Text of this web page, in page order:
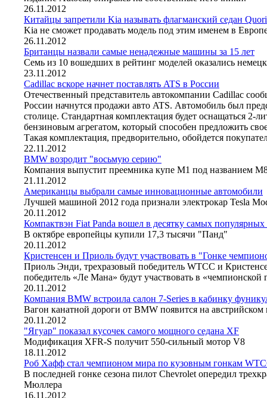
26.11.2012
Китайцы запретили Kia называть флагманский седан
Kia не сможет продавать модель под этим именем в
26.11.2012
Британцы назвали самые ненадежные машины за 15 лет
Семь из 10 вошедших в рейтинг моделей оказались
23.11.2012
Cadillac вскоре начнет поставлять ATS в России
Отечественный представитель автокомпании Cadillac
России начнутся продажи авто ATS. Автомобиль был
столице. Стандартная комплектация будет оснащаться 2-
бензиновым агрегатом, который способен предложить
Такая комплектация, предворительно, обойдется
22.11.2012
BMW возродит "восьмую серию"
Компания выпустит преемника купе M1 под названием
21.11.2012
Американцы выбрали самые инновационные автомобили
Лучшей машиной 2012 года признали электрокар Tesla
20.11.2012
Компактвэн Fiat Panda вошел в десятку самых
В октябре европейцы купили 17,3 тысячи "Панд"
20.11.2012
Кристенсен и Приоль будут участвовать в "Гонке
Приоль Энди, трехразовый победитель WTCC и
победитель «Ле Мана» будут участвовать в «чемпионской
20.11.2012
Компания BMW встроила салон 7-Series в кабинку
Вагон канатной дороги от BMW появится на
20.11.2012
"Ягуар" показал кусочек самого мощного седана XF
Модификация XFR-S получит 550-сильный мотор V8
18.11.2012
Роб Хафф стал чемпионом мира по кузовным гонкам
В последней гонке сезона пилот Chevrolet опередил
Мюллера
16.11.2012